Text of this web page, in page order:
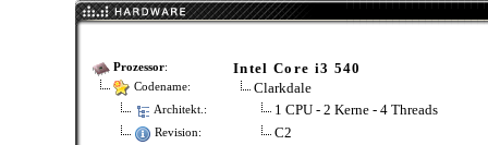
Prozessor: Intel Core i3 540
Codename: Clarkdale
Architekt.: 1 CPU - 2 Kerne - 4 Threads
Revision: C2